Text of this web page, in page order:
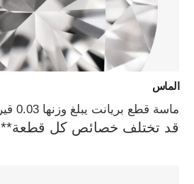
الماس
ماسة قطع بريانت يبلغ وزنها 0.03 قيراط
قد تختلف خصائص كل قطعة**